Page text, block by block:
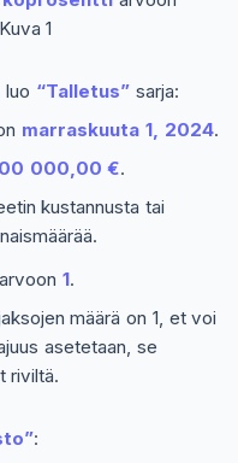
1
luo “Talletus”sarja:
marraskuuta 1, 2024.
000,00 €.
kustannusta tai
arvoon 1.
määrä on 1, et voi
asetetaan, se
riviltä.
: